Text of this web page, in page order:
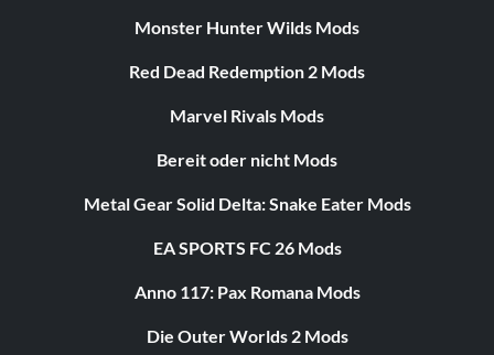
Monster Hunter Wilds Mods
Red Dead Redemption 2 Mods
Marvel Rivals Mods
Bereit oder nicht Mods
Metal Gear Solid Delta: Snake Eater Mods
EA SPORTS FC 26 Mods
Anno 117: Pax Romana Mods
Die Outer Worlds 2 Mods